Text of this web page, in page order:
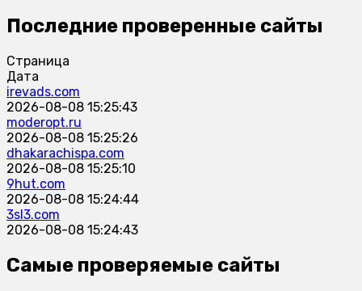
Последние проверенные сайты
Страница
Дата
irevads.com
2026-08-08 15:25:43
moderopt.ru
2026-08-08 15:25:26
dhakarachispa.com
2026-08-08 15:25:10
9hut.com
2026-08-08 15:24:44
3sl3.com
2026-08-08 15:24:43
Самые проверяемые сайты